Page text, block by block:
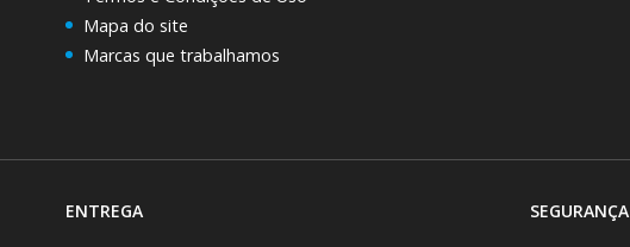
Mapa do site
Marcas que trabalhamos
ENTREGA SEGURANÇA